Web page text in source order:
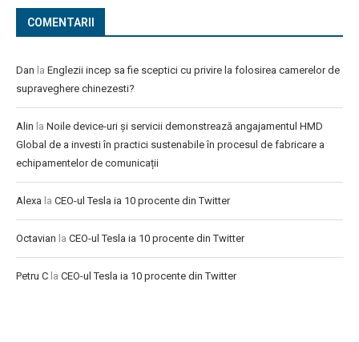
COMENTARII
Dan la Englezii incep sa fie sceptici cu privire la folosirea camerelor de
supraveghere chinezesti?
Alin la Noile device-uri și servicii demonstrează angajamentul HMD
Global de a investi în practici sustenabile în procesul de fabricare a
echipamentelor de comunicații
Alexa la CEO-ul Tesla ia 10 procente din Twitter
Octavian la CEO-ul Tesla ia 10 procente din Twitter
Petru C la CEO-ul Tesla ia 10 procente din Twitter